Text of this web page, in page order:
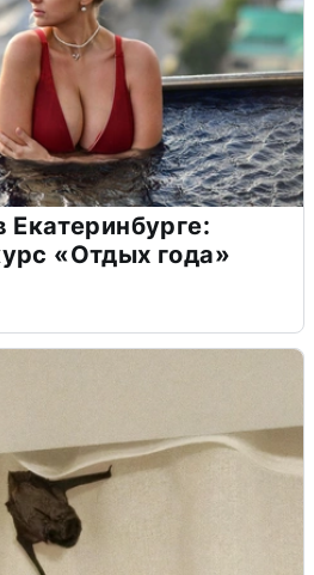
Екатеринбурге:
«Отдых года»